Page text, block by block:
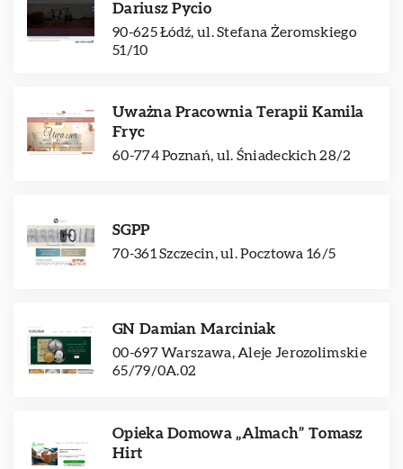
Dariusz Pycio
90-625 Łódź, ul. Stefana Żeromskiego
51/10
Uważna Pracownia Terapii Kamila
Fryc
60-774 Poznań, ul. Śniadeckich 28/2
SGPP
70-361 Szczecin, ul. Pocztowa 16/5
GN Damian Marciniak
00-697 Warszawa, Aleje Jerozolimskie
65/79/0A.02
Opieka Domowa „Almach” Tomasz
Hirt